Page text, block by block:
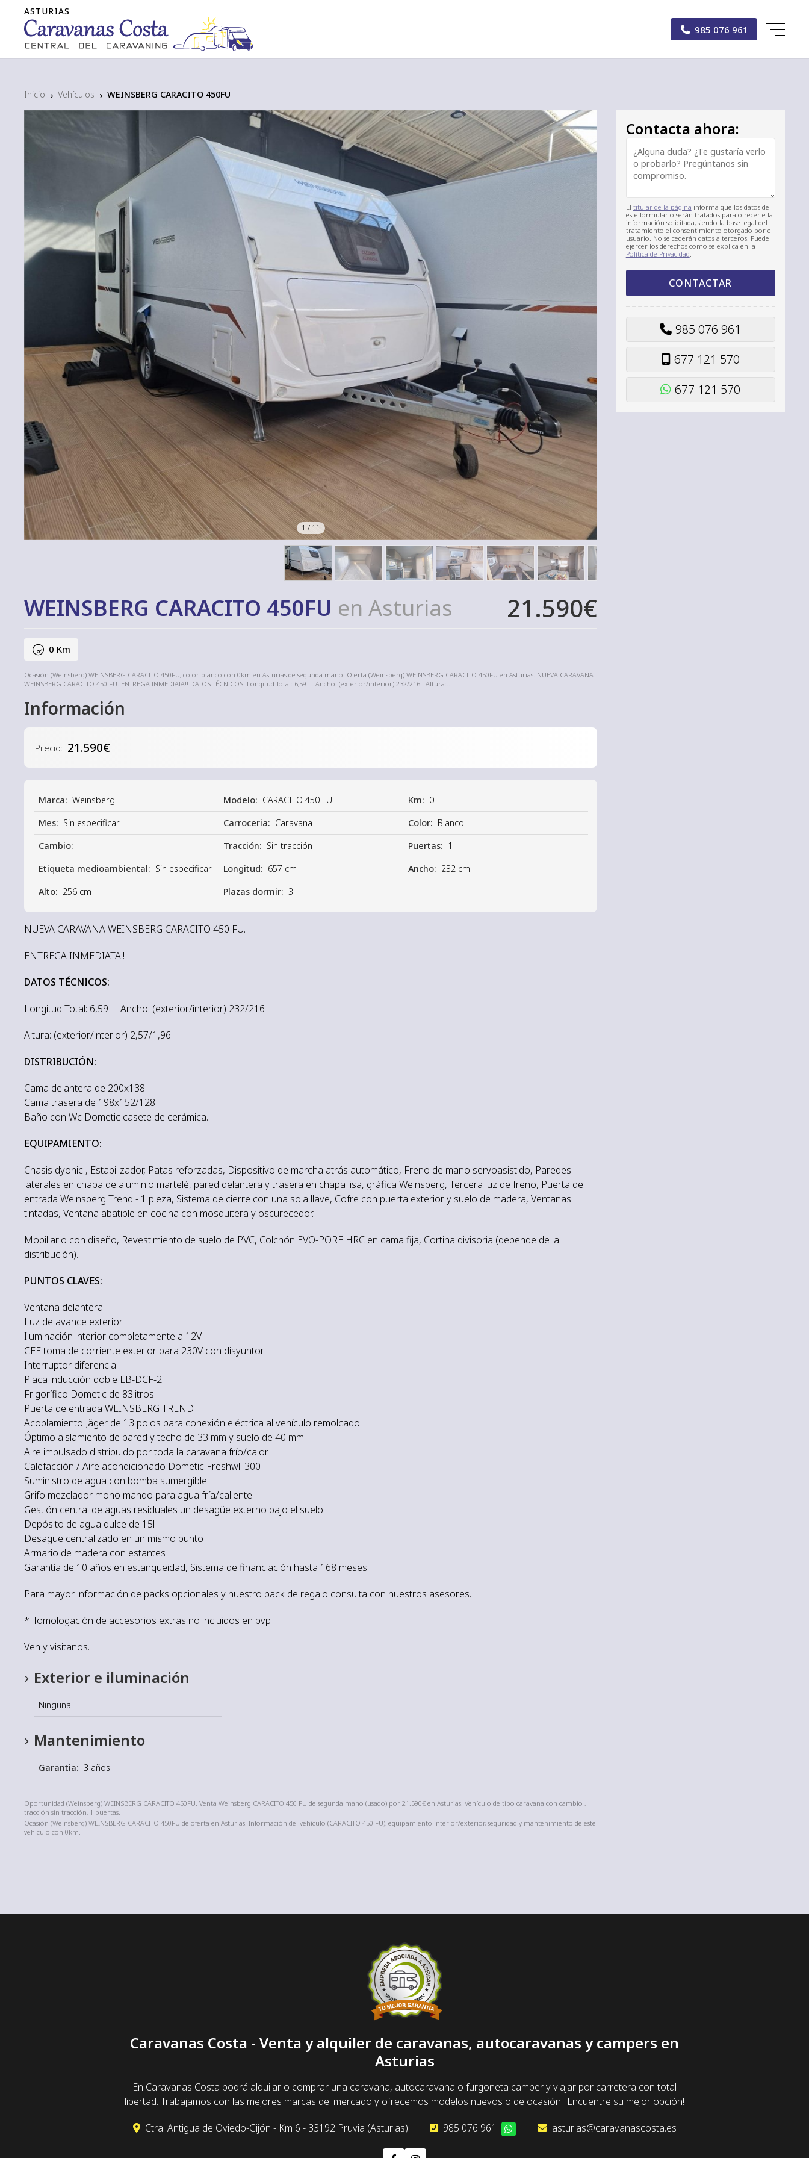
985 076 961
Inicio Vehículos WEINSBERG CARACITO 450FU
Contacta ahora:
El titular de la página informa que los datos de
este formulario serán tratados para ofrecerle la
información solicitada, siendo la base legal del
tratamiento el consentimiento otorgado por el
usuario. No se cederán datos a terceros. Puede
ejercer los derechos como se explica en la
Política de Privacidad
985 076 961
677 121 570
677 121 570
1 / 11
WEINSBERG CARACITO 450FU en Asturias 21.590€
0 Km
Ocasión (Weinsberg) WEINSBERG CARACITO 450FU, color blanco con 0km en Asturias de segunda mano. Oferta (Weinsberg) WEINSBERG CARACITO 450FU en Asturias. NUEVA CARAVANA
WEINSBERG CARACITO 450 FU. ENTREGA INMEDIATA!! DATOS TÉCNICOS: Longitud Total: 6,59 Ancho: (exterior/interior) 232/216 Altura:...
Información
Precio: 21.590€
Marca: Weinsberg Modelo: CARACITO 450 FU Km: 0
Mes: Sin especificar Carroceria: Caravana Color: Blanco
Cambio:
Tracción: Sin tracción Puertas: 1
Etiqueta medioambiental: Sin especificar Longitud: 657 cm Ancho: 232 cm
Alto: 256 cm Plazas dormir: 3
NUEVA CARAVANA WEINSBERG CARACITO 450 FU.
ENTREGA INMEDIATA!!
DATOS TÉCNICOS:
Longitud Total: 6,59 Ancho: (exterior/interior) 232/216
Altura: (exterior/interior) 2,57/1,96
DISTRIBUCIÓN:
Cama delantera de 200x138
Cama trasera de 198x152/128
Baño con Wc Dometic casete de cerámica.
EQUIPAMIENTO:
Chasis dyonic , Estabilizador, Patas reforzadas, Dispositivo de marcha atrás automático, Freno de mano servoasistido, Paredes
laterales en chapa de aluminio martelé, pared delantera y trasera en chapa lisa, gráfica Weinsberg, Tercera luz de freno, Puerta de
entrada Weinsberg Trend - 1 pieza, Sistema de cierre con una sola llave, Cofre con puerta exterior y suelo de madera, Ventanas
tintadas, Ventana abatible en cocina con mosquitera y oscurecedor.
Mobiliario con diseño, Revestimiento de suelo de PVC, Colchón EVO-PORE HRC en cama fija, Cortina divisoria (depende de la
distribución).
PUNTOS CLAVES:
Ventana delantera
Luz de avance exterior
Iluminación interior completamente a 12V
CEE toma de corriente exterior para 230V con disyuntor
Interruptor diferencial
Placa inducción doble EB-DCF-2
Frigorífico Dometic de 83litros
Puerta de entrada WEINSBERG TREND
Acoplamiento Jäger de 13 polos para conexión eléctrica al vehículo remolcado
Óptimo aislamiento de pared y techo de 33 mm y suelo de 40 mm
Aire impulsado distribuido por toda la caravana frío/calor
Calefacción / Aire acondicionado Dometic Freshwll 300
Suministro de agua con bomba sumergible
Grifo mezclador mono mando para agua fría/caliente
Gestión central de aguas residuales un desagüe externo bajo el suelo
Depósito de agua dulce de 15l
Desagüe centralizado en un mismo punto
Armario de madera con estantes
Garantía de 10 años en estanqueidad, Sistema de financiación hasta 168 meses.
Para mayor información de packs opcionales y nuestro pack de regalo consulta con nuestros asesores.
*Homologación de accesorios extras no incluidos en pvp
Ven y visitanos.
Exterior e iluminación
Ninguna
Mantenimiento
Garantia: 3 años
Oportunidad (Weinsberg) WEINSBERG CARACITO 450FU. Venta Weinsberg CARACITO 450 FU de segunda mano (usado) por 21.590€ en Asturias. Vehículo de tipo caravana con cambio ,
tracción sin tracción, 1 puertas.
Ocasión (Weinsberg) WEINSBERG CARACITO 450FU de oferta en Asturias. Información del vehículo (CARACITO 450 FU), equipamiento interior/exterior, seguridad y mantenimiento de este
vehículo con 0km.
Caravanas Costa - Venta y alquiler de caravanas, autocaravanas y campers en
Asturias
En Caravanas Costa podrá alquilar o comprar una caravana, autocaravana o furgoneta camper y viajar por carretera con total
libertad. Trabajamos con las mejores marcas del mercado y ofrecemos modelos nuevos o de ocasión. ¡Encuentre su mejor opción!
Ctra. Antigua de Oviedo-Gijón - Km 6 - 33192 Pruvia (Asturias)
985 076 961 asturias@caravanascosta.es